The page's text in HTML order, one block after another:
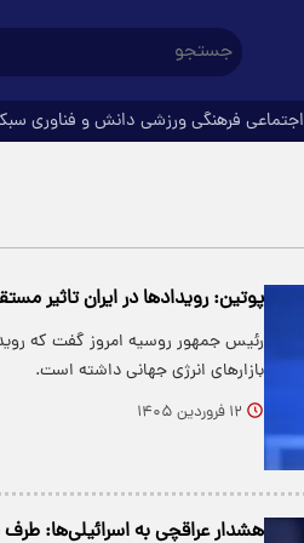
اجتماعی فرهنگیورزشی دانش و فناوری
پوتین: رویدادها در ایران تاثیر
رئیس جمهور روسیه امروز گفت که
بازارهای انرژی جهانی داشته است.
۱۲ فروردین ۱۴۰۵
هشدار عراقچی به اسرائیلی‌ها: